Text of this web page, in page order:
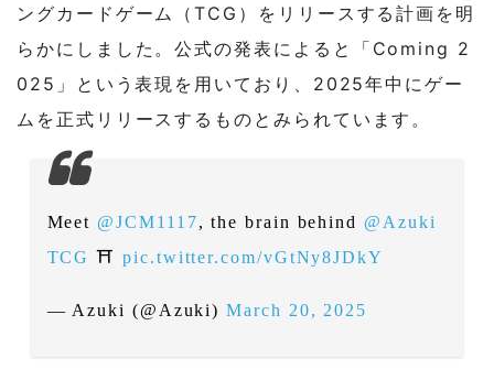
ングカードゲーム（TCG）をリリースする計画を明
らかにしました。公式の発表によると「Coming 2
025」という表現を用いており、2025年中にゲー
ムを正式リリースするものとみられています。
Meet @JCM1117, the brain behind @Azuki
TCG ⛩️pic.twitter.com/vGtNy8JDkY
— Azuki (@Azuki)March 20, 2025